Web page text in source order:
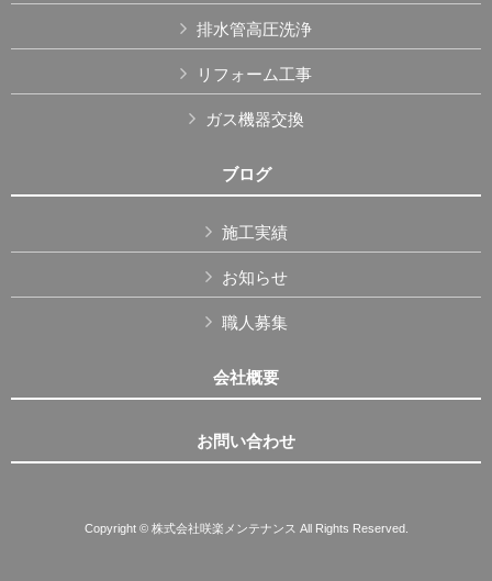
排水管高圧洗浄
リフォーム工事
ガス機器交換
ブログ
施工実績
お知らせ
職人募集
会社概要
お問い合わせ
Copyright © 株式会社咲楽メンテナンス All Rights Reserved.